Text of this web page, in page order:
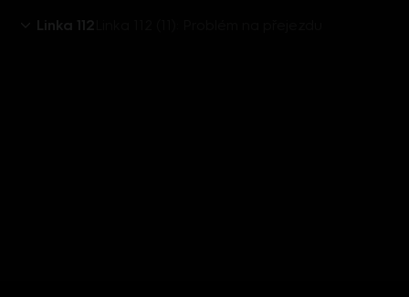
Linka 112